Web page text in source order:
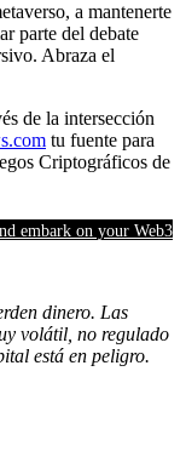
a mantenerte
parte del debate
Abraza el
de la intersección
tu fuente para
Criptográficos de
embark on your Web3
dinero. Las
volátil, no regulado
está en peligro.